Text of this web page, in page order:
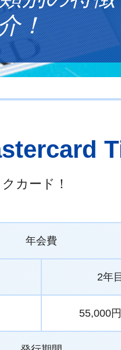
！
カード！
年会費
2年
55,000